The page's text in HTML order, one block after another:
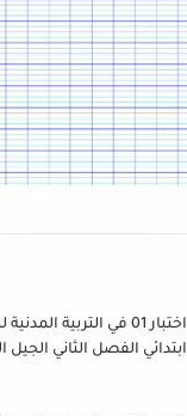
اختبار 01 في التربية
ابتدائي الفصل الثاني الجيل الثاني